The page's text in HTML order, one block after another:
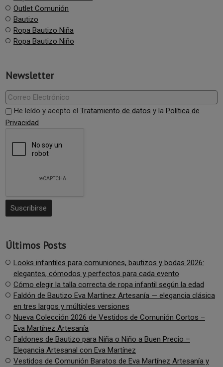
Outlet Comunión
Bautizo
Ropa Bautizo Niña
Ropa Bautizo Niño
Newsletter
He leído y acepto el Tratamiento de datos y la Política de
Privacidad
Últimos Posts
Looks infantiles para comuniones, bautizos y bodas 2026:
elegantes, cómodos y perfectos para cada evento
Cómo elegir la talla correcta de ropa infantil según la edad
Faldón de Bautizo Eva Martínez Artesanía — elegancia clásica
en tres largos y múltiples versiones
Nueva Colección 2026 de Vestidos de Comunión Cortos –
Eva Martínez Artesanía
Faldones de Bautizo para Niña o Niño a Buen Precio –
Elegancia Artesanal con Eva Martínez
Vestidos de Comunión Baratos de Eva Martínez Artesanía y